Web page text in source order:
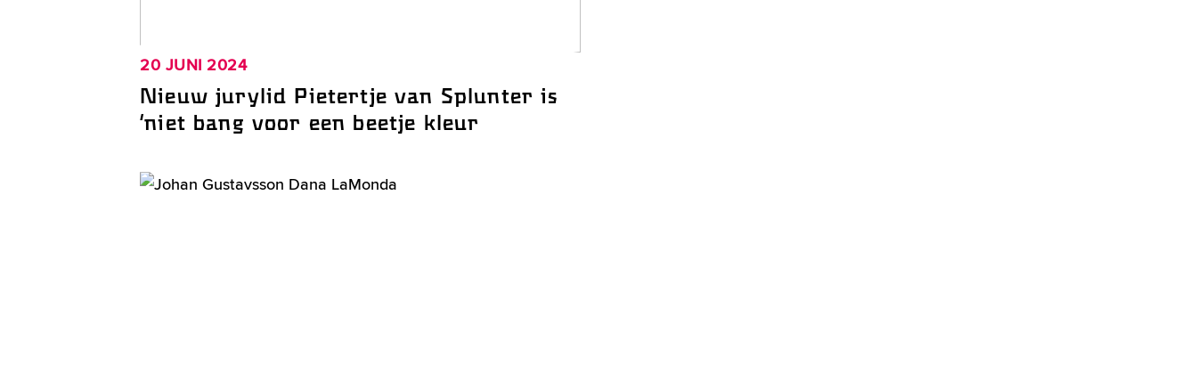
20 JUNI 2024
Nieuw jurylid Pietertje van Splunter is
‘niet bang voor een beetje kleur